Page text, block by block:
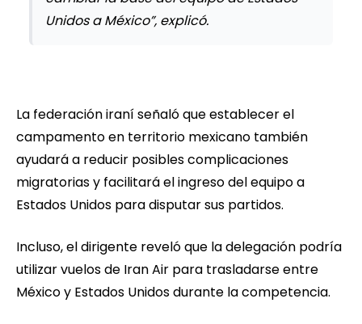
Unidos a México”, explicó.
La federación iraní señaló que establecer el
campamento en territorio mexicano también
ayudará a reducir posibles complicaciones
migratorias y facilitará el ingreso del equipo a
Estados Unidos para disputar sus partidos.
Incluso, el dirigente reveló que la delegación podría
utilizar vuelos de Iran Air para trasladarse entre
México y Estados Unidos durante la competencia.